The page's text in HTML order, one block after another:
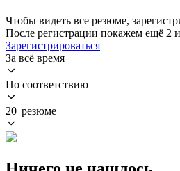
Чтобы видеть все резюме,
После регистрации покажем ещё 2
Зарегистрироваться
За всё время
По соответствию
20 резюме